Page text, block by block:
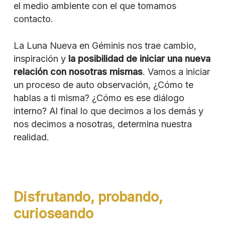
el medio ambiente con el que tomamos
contacto.
La Luna Nueva en Géminis nos trae cambio,
inspiración y la posibilidad de iniciar una nueva
relación con nosotras mismas. Vamos a iniciar
un proceso de auto observación, ¿Cómo te
hablas a ti misma? ¿Cómo es ese diálogo
interno? Al final lo que decimos a los demás y
nos decimos a nosotras, determina nuestra
realidad.
Disfrutando, probando,
curioseando